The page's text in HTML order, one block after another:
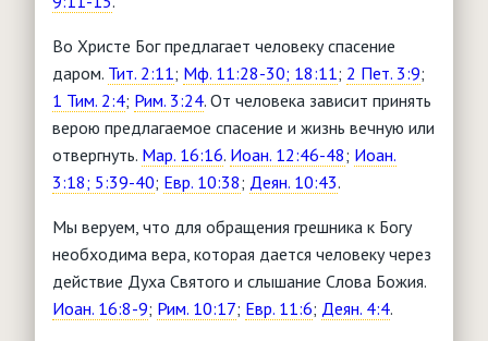
Во Христе Бог предлагает человеку спасение
даром. Тит. 2:11; Мф. 11:28-30; 18:11; 2 Пет. 3:9;
1 Тим. 2:4; Рим. 3:24. От человека зависит принять
верою предлагаемое спасение и жизнь вечную или
отвергнуть. Мар. 16:16. Иоан. 12:46-48; Иоан.
3:18; 5:39-40; Евр. 10:38; Деян. 10:43.
Мы веруем, что для обращения грешника к Богу
необходима вера, которая дается человеку через
действие Духа Святого и слышание Слова Божия.
Иоан. 16:8-9; Рим. 10:17; Евр. 11:6; Деян. 4:4.